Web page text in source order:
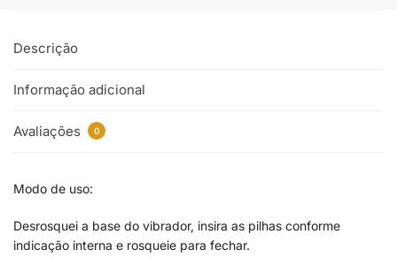
Descrição
Informação adicional
Avaliações 0
Modo de uso:
Desrosquei a base do vibrador, insira as pilhas conforme
indicação interna e rosqueie para fechar.